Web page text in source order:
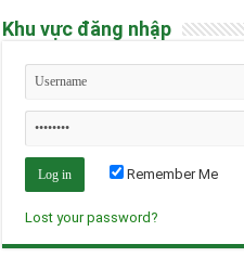
Khu vực đăng nhập
Remember Me
Lost your password?